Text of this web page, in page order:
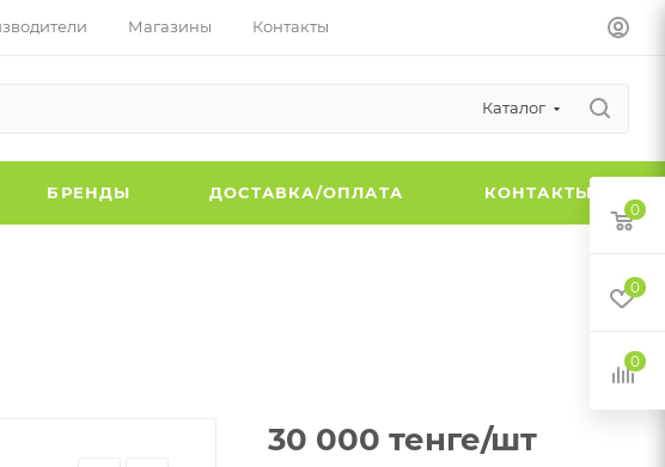
Магазины Контакты
Каталог
БРЕНДЫ ДОСТАВКА/ОПЛАТА КОНТАКТЫ
30 000 тенге/шт
0
0
0